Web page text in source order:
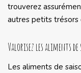
trouverez
autres petits
Valorisez les aliments de
Les aliments de